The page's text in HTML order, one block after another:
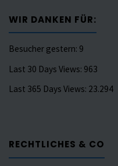
WIR DANKEN FÜR:
Besucher gestern: 9
Last 30 Days Views: 963
Last 365 Days Views: 23.294
RECHTLICHES & CO